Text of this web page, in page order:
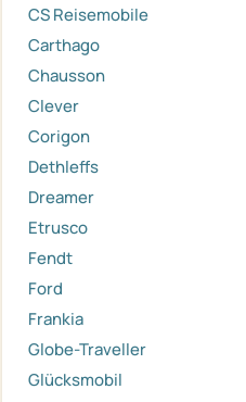
CS Reisemobile
Carthago
Chausson
Clever
Corigon
Dethleffs
Dreamer
Etrusco
Fendt
Ford
Frankia
Globe-Traveller
Glücksmobil